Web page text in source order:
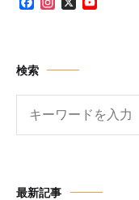
検索
最新記事